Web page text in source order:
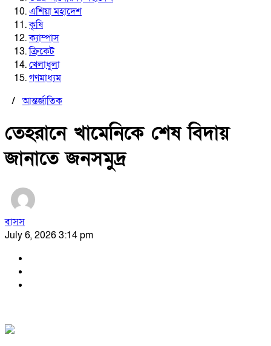
এশিয়া মহাদেশ
কৃষি
ক্যাম্পাস
ক্রিকেট
খেলাধুলা
গণমাধ্যম
/আন্তর্জাতিক
তেহরানে খামেনিকে শেষ বিদায়
জানাতে জনসমুদ্র
বাসস
July 6, 2026 3:14 pm